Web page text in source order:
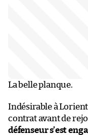
La belle planque.
Indésirable à
contrat avant de
défenseur s’est